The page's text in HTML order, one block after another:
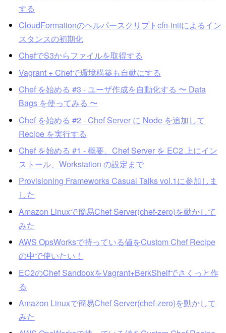
する
CloudFormationのヘルパースクリプトcfn-initによるイン
スタンスの初期化
ChefでS3からファイルを取得する
Vagrant + Chefで環境構築も自動にする
Chef を始める #3 - ユーザ作成を自動化する 〜 Data
Bags を使ってみる 〜
Chef を始める #2 - Chef Server に Node を追加して
Recipe を実行する
Chef を始める #1 - 概要、Chef Server を EC2 上にイン
ストール、Workstation の設定まで
Provisioning Frameworks Casual Talks vol.1に参加しま
した
Amazon Linuxで簡易Chef Server(chef-zero)を動かして
みた
AWS OpsWorksで持っている値をCustom Chef Recipe
の中で使いたい！
EC2のChef SandboxをVagrant+BerkShelfでさくっと作
る
Amazon Linuxで簡易Chef Server(chef-zero)を動かして
みた